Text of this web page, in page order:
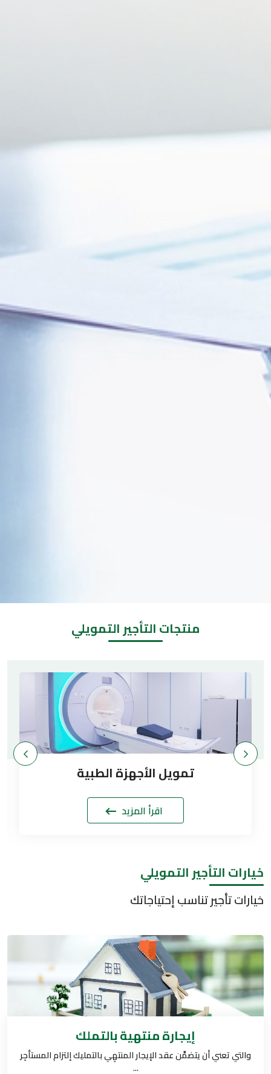
منتجات التأجير التمويلي
تمويل الأجهزة الطبية
اقرأ المزيد
خيارات التأجير التمويلي
خيارات تأجير تناسب إحتياجاتك
إيجارة منتهية بالتملك
والتي تعني أن يتضمَّن عقد الإيجار المنتهِي بالتمليك إلتزام المستأجِر
...